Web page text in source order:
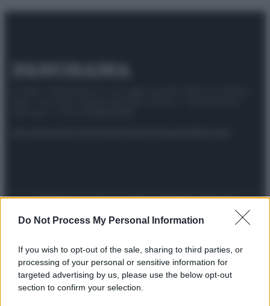
Do Not Process My Personal Information
If you wish to opt-out of the sale, sharing to third parties, or
processing of your personal or sensitive information for
targeted advertising by us, please use the below opt-out
section to confirm your selection.
Preferenze PrivacyPrivacy PolicyCookie PolicyNote legali